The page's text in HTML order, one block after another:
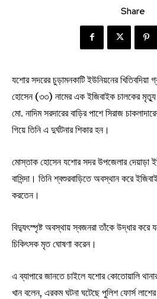
Share
যশোর সদরের চুড়ামনকাটি ইউনিয়নের খিতিবদিয়া
হোসেন (৩৩) নামের এক ইজিবাইক চালকের মৃত্যু
মো. নাদিম সরদারের বাড়ির পাশে সিরাজ
গিয়ে তিনি এ দুর্ঘটনার শিকার হন।
মোস্তাক হোসেন যশোর সদর উপজেলার দেয়াড়া
বাসিন্দা। তিনি শ্বশুরবাড়িতে অবস্থান করে
করতেন।
বিদ্যুৎস্পৃষ্ট অবস্থায় স্বজনরা তাঁকে উদ্ধার করে
চিকিৎসক মৃত ঘোষণা করেন।
এ ব্যাপারে জানতে চাইলে যশোর কোতোয়ালি
খান বলেন, এরকম ঘটনা ঘটেছে পুলিশ ফোর্স